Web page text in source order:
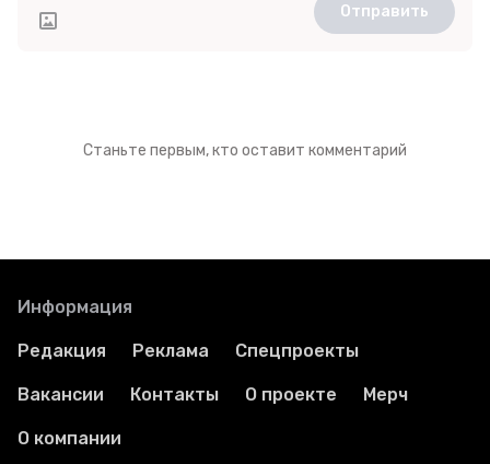
Отправить
Станьте первым, кто оставит комментарий
Информация
Редакция Реклама Спецпроекты
Вакансии Контакты О проекте Мерч
О компании